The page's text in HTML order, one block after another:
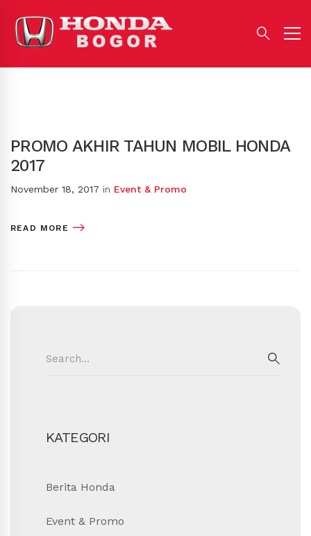
PROMO AKHIR TAHUN MOBIL HONDA
2017
November 18, 2017 in Event & Promo
READ MORE
for:
KATEGORI
Berita Honda
Event & Promo